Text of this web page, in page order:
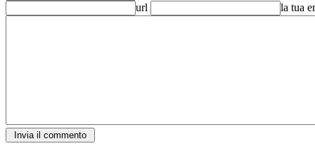
url
la tua